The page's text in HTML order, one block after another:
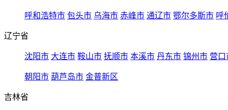
呼和浩特市 包头市 乌海市 赤峰市 通辽市 鄂尔多斯市 呼
辽宁省
沈阳市 大连市 鞍山市 抚顺市 本溪市 丹东市 锦州市 营口
朝阳市 葫芦岛市 金普新区
吉林省